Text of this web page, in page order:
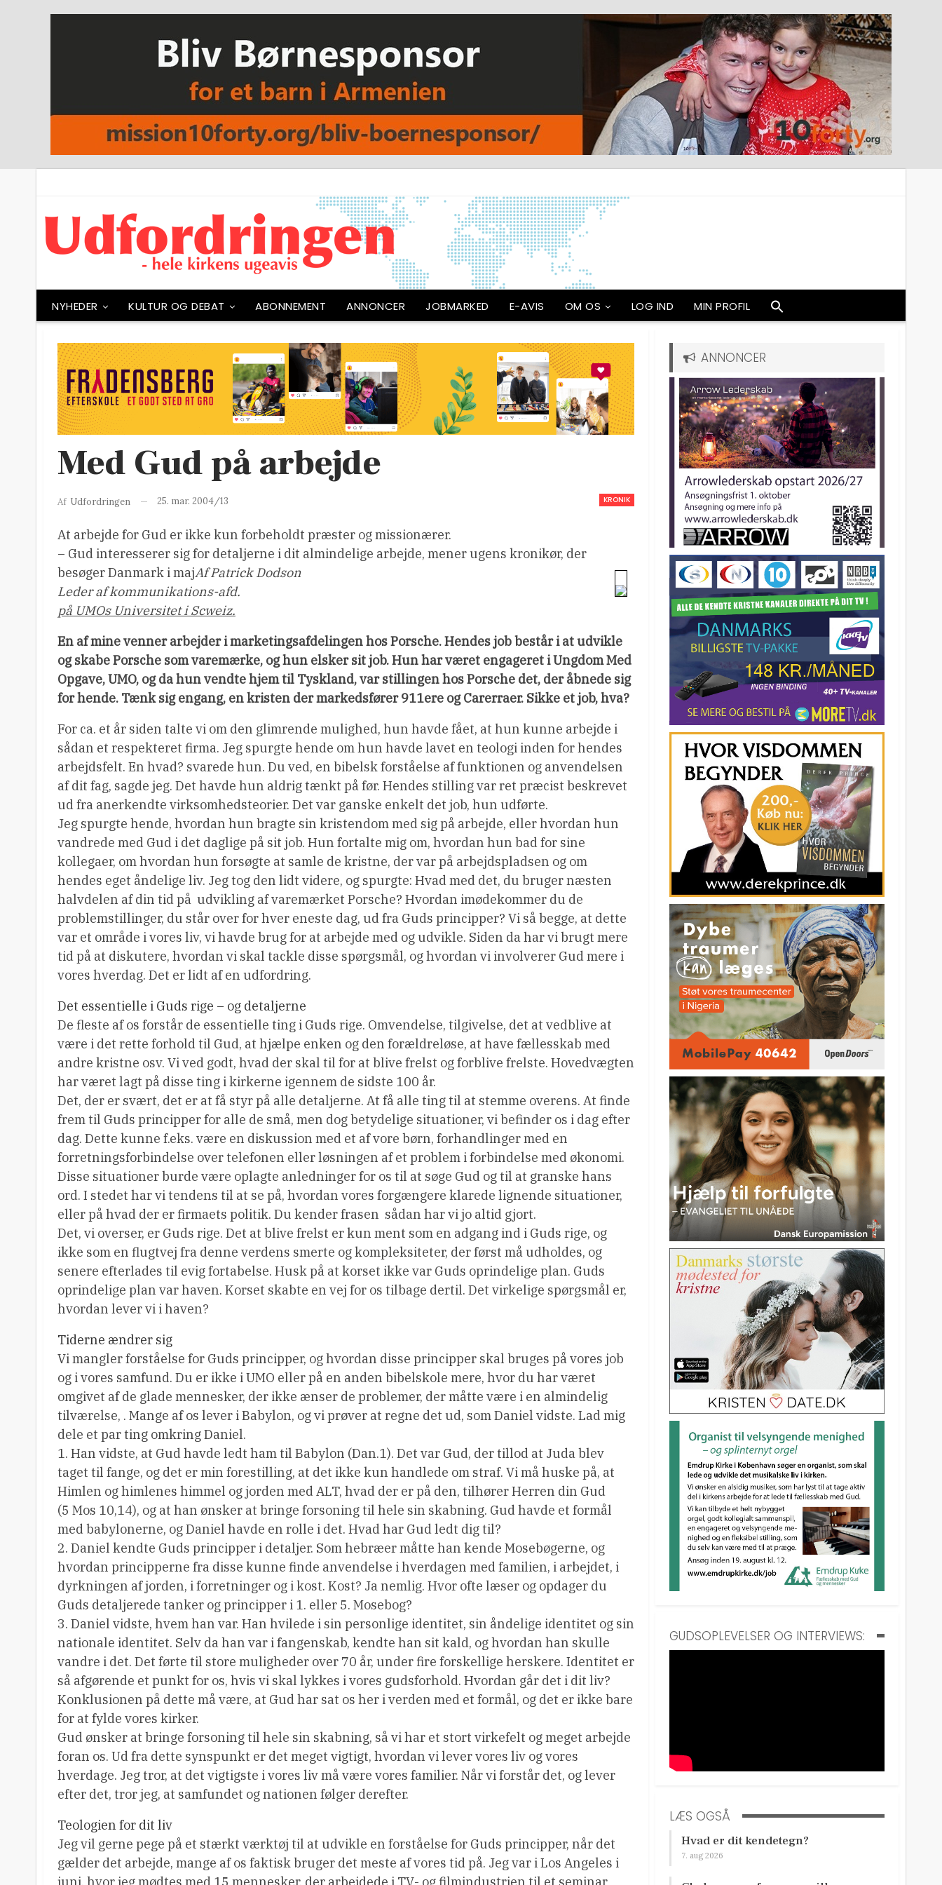
NYHEDER KULTUR OG DEBAT ABONNEMENT ANNONCER JOBMARKED E-AVIS OM OS LOG IND MIN PROFIL
Med Gud på arbejde
KRONIK
Af Udfordringen 25. mar. 2004/13
At arbejde for Gud er ikke kun forbeholdt præster og missionærer.
– Gud interesserer sig for detaljerne i dit almindelige arbejde, mener ugens kronikør, der
besøger Danmark i majAf Patrick Dodson
Leder af kommunikations-afd.
på UMOs Universitet i Scweiz.
En af mine venner arbejder i marketingsafdelingen hos Porsche. Hendes job består i at udvikle
og skabe Porsche som varemærke, og hun elsker sit job. Hun har været engageret i Ungdom Med
Opgave, UMO, og da hun vendte hjem til Tyskland, var stillingen hos Porsche det, der åbnede sig
for hende. Tænk sig engang, en kristen der markedsfører 911ere og Carerraer. Sikke et job, hva?
For ca. et år siden talte vi om den glimrende mulighed, hun havde fået, at hun kunne arbejde i
sådan et respekteret firma. Jeg spurgte hende om hun havde lavet en teologi inden for hendes
arbejdsfelt. En hvad? svarede hun. Du ved, en bibelsk forståelse af funktionen og anvendelsen
af dit fag, sagde jeg. Det havde hun aldrig tænkt på før. Hendes stilling var ret præcist beskrevet
ud fra anerkendte virksomhedsteorier. Det var ganske enkelt det job, hun udførte.
Jeg spurgte hende, hvordan hun bragte sin kristendom med sig på arbejde, eller hvordan hun
vandrede med Gud i det daglige på sit job. Hun fortalte mig om, hvordan hun bad for sine
kollegaer, om hvordan hun forsøgte at samle de kristne, der var på arbejdspladsen og om
hendes eget åndelige liv. Jeg tog den lidt videre, og spurgte: Hvad med det, du bruger næsten
halvdelen af din tid på  udvikling af varemærket Porsche? Hvordan imødekommer du de
problemstillinger, du står over for hver eneste dag, ud fra Guds principper? Vi så begge, at dette
var et område i vores liv, vi havde brug for at arbejde med og udvikle. Siden da har vi brugt mere
tid på at diskutere, hvordan vi skal tackle disse spørgsmål, og hvordan vi involverer Gud mere i
vores hverdag. Det er lidt af en udfordring.
Det essentielle i Guds rige – og detaljerne
De fleste af os forstår de essentielle ting i Guds rige. Omvendelse, tilgivelse, det at vedblive at
være i det rette forhold til Gud, at hjælpe enken og den forældreløse, at have fællesskab med
andre kristne osv. Vi ved godt, hvad der skal til for at blive frelst og forblive frelste. Hovedvægten
har været lagt på disse ting i kirkerne igennem de sidste 100 år.
Det, der er svært, det er at få styr på alle detaljerne. At få alle ting til at stemme overens. At finde
frem til Guds principper for alle de små, men dog betydelige situationer, vi befinder os i dag efter
dag. Dette kunne f.eks. være en diskussion med et af vore børn, forhandlinger med en
forretningsforbindelse over telefonen eller løsningen af et problem i forbindelse med økonomi.
Disse situationer burde være oplagte anledninger for os til at søge Gud og til at granske hans
ord. I stedet har vi tendens til at se på, hvordan vores forgængere klarede lignende situationer,
eller på hvad der er firmaets politik. Du kender frasen  sådan har vi jo altid gjort.
Det, vi overser, er Guds rige. Det at blive frelst er kun ment som en adgang ind i Guds rige, og
ikke som en flugtvej fra denne verdens smerte og kompleksiteter, der først må udholdes, og
senere efterlades til evig fortabelse. Husk på at korset ikke var Guds oprindelige plan. Guds
oprindelige plan var haven. Korset skabte en vej for os tilbage dertil. Det virkelige spørgsmål er,
hvordan lever vi i haven?
Tiderne ændrer sig
Vi mangler forståelse for Guds principper, og hvordan disse principper skal bruges på vores job
og i vores samfund. Du er ikke i UMO eller på en anden bibelskole mere, hvor du har været
omgivet af de glade mennesker, der ikke ænser de problemer, der måtte være i en almindelig
tilværelse, . Mange af os lever i Babylon, og vi prøver at regne det ud, som Daniel vidste. Lad mig
dele et par ting omkring Daniel.
1. Han vidste, at Gud havde ledt ham til Babylon (Dan.1). Det var Gud, der tillod at Juda blev
taget til fange, og det er min forestilling, at det ikke kun handlede om straf. Vi må huske på, at
Himlen og himlenes himmel og jorden med ALT, hvad der er på den, tilhører Herren din Gud
(5 Mos 10,14), og at han ønsker at bringe forsoning til hele sin skabning. Gud havde et formål
med babylonerne, og Daniel havde en rolle i det. Hvad har Gud ledt dig til?
2. Daniel kendte Guds principper i detaljer. Som hebræer måtte han kende Mosebøgerne, og
hvordan principperne fra disse kunne finde anvendelse i hverdagen med familien, i arbejdet, i
dyrkningen af jorden, i forretninger og i kost. Kost? Ja nemlig. Hvor ofte læser og opdager du
Guds detaljerede tanker og principper i 1. eller 5. Mosebog?
3. Daniel vidste, hvem han var. Han hvilede i sin personlige identitet, sin åndelige identitet og sin
nationale identitet. Selv da han var i fangenskab, kendte han sit kald, og hvordan han skulle
vandre i det. Det førte til store muligheder over 70 år, under fire forskellige herskere. Identitet er
så afgørende et punkt for os, hvis vi skal lykkes i vores gudsforhold. Hvordan går det i dit liv?
Konklusionen på dette må være, at Gud har sat os her i verden med et formål, og det er ikke bare
for at fylde vores kirker.
Gud ønsker at bringe forsoning til hele sin skabning, så vi har et stort virkefelt og meget arbejde
foran os. Ud fra dette synspunkt er det meget vigtigt, hvordan vi lever vores liv og vores
hverdage. Jeg tror, at det vigtigste i vores liv må være vores familier. Når vi forstår det, og lever
efter det, tror jeg, at samfundet og nationen følger derefter.
Teologien for dit liv
Jeg vil gerne pege på et stærkt værktøj til at udvikle en forståelse for Guds principper, når det
gælder det arbejde, mange af os faktisk bruger det meste af vores tid på. Jeg var i Los Angeles i
juni, hvor jeg mødtes med 15 mennesker, der arbejdede i TV- og filmindustrien til et seminar
ANNONCER
GUDSOPLEVELSER OG INTERVIEWS:
LÆS OGSÅ
Hvad er dit kendetegn?
7. aug 2026